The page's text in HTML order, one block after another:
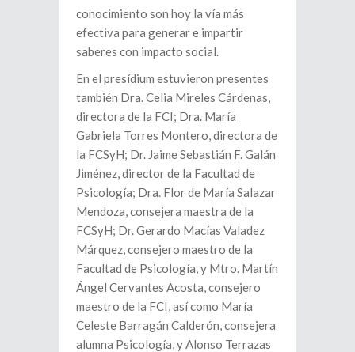
conocimiento son hoy la vía más
efectiva para generar e impartir
saberes con impacto social.
En el presídium estuvieron presentes
también Dra. Celia Mireles Cárdenas,
directora de la FCI; Dra. María
Gabriela Torres Montero, directora de
la FCSyH; Dr. Jaime Sebastián F. Galán
Jiménez, director de la Facultad de
Psicología; Dra. Flor de María Salazar
Mendoza, consejera maestra de la
FCSyH; Dr. Gerardo Macías Valadez
Márquez, consejero maestro de la
Facultad de Psicología, y Mtro. Martín
Ángel Cervantes Acosta, consejero
maestro de la FCI, así como María
Celeste Barragán Calderón, consejera
alumna Psicología, y Alonso Terrazas